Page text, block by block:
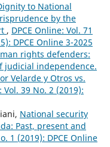
to National
by the
, DPCE Online: Vol. 71
DPCE Online 3-2025
rights defenders:
judicial independence.
Velarde y Otros vs.
Vol. 39 No. 2 (2019):
National security
Past, present and
1 (2019): DPCE Online